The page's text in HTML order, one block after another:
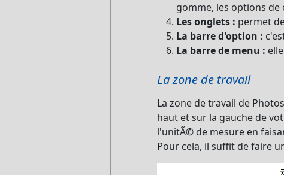
gomme, les options de
Les onglets : permet
La barre d'option :
La barre de menu :
La zone de travail
La zone de travail de
haut et sur la gauche de
l'unitÃ© de mesure en
Pour cela, il suffit de faire